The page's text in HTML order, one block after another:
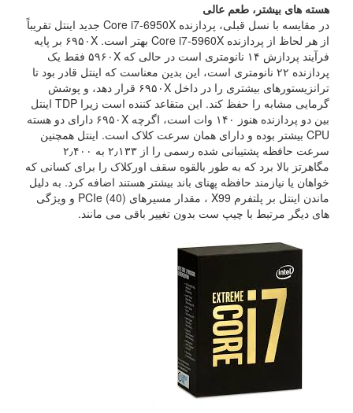
هسته های بیشتر، طعم عالی
در مقایسه با نسل قبلی، پردازنده Core i7-6950X جدید اینتل تقریباً
از هر لحاظ از پردازنده Core i7-5960X بهتر است. ۶۹۵۰X بر پایه
فرآیند پردازش ۱۴ نانومتری است در حالی که ۵۹۶۰X فقط یک
پردازنده ۲۲ نانومتری است، این بدین معناست که اینتل قادر بود تا
ترانزیستورهای بیشتری را در داخل ۶۹۵۰X قرار دهد، و پوشش
گرمایی مشابه را حفظ کند. این متقاعد کننده است زیرا TDP اینتل
بین دو پردازنده هنوز ۱۴۰ وات است، اگرچه ۶۹۵۰X دارای دو هسته
CPU بیشتر بوده و دارای همان سرعت کلاک است. اینتل همچنین
سرعت حافظه پشتیبانی شده رسمی را از ۲٫۱۳۳ به ۲٫۴۰۰
مگاهرتز بالا برد که به طور بالقوه سقف اورکلاک را برای کسانی که
خواهان یا نیازمند حافظه پهنای باند بیشتر هستند اضافه کرد. به دلیل
ماندن اینتل بر پلتفرم X99 ، مقدار مسیرهای PCIe (40) و ویژگی
های دیگر مرتبط با چیپ ست بدون تغییر باقی می مانند.